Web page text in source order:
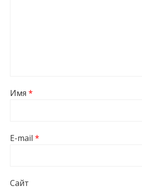
Имя *
E-mail *
Сайт